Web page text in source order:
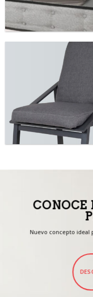
CONOCE
Nuevo concepto ideal